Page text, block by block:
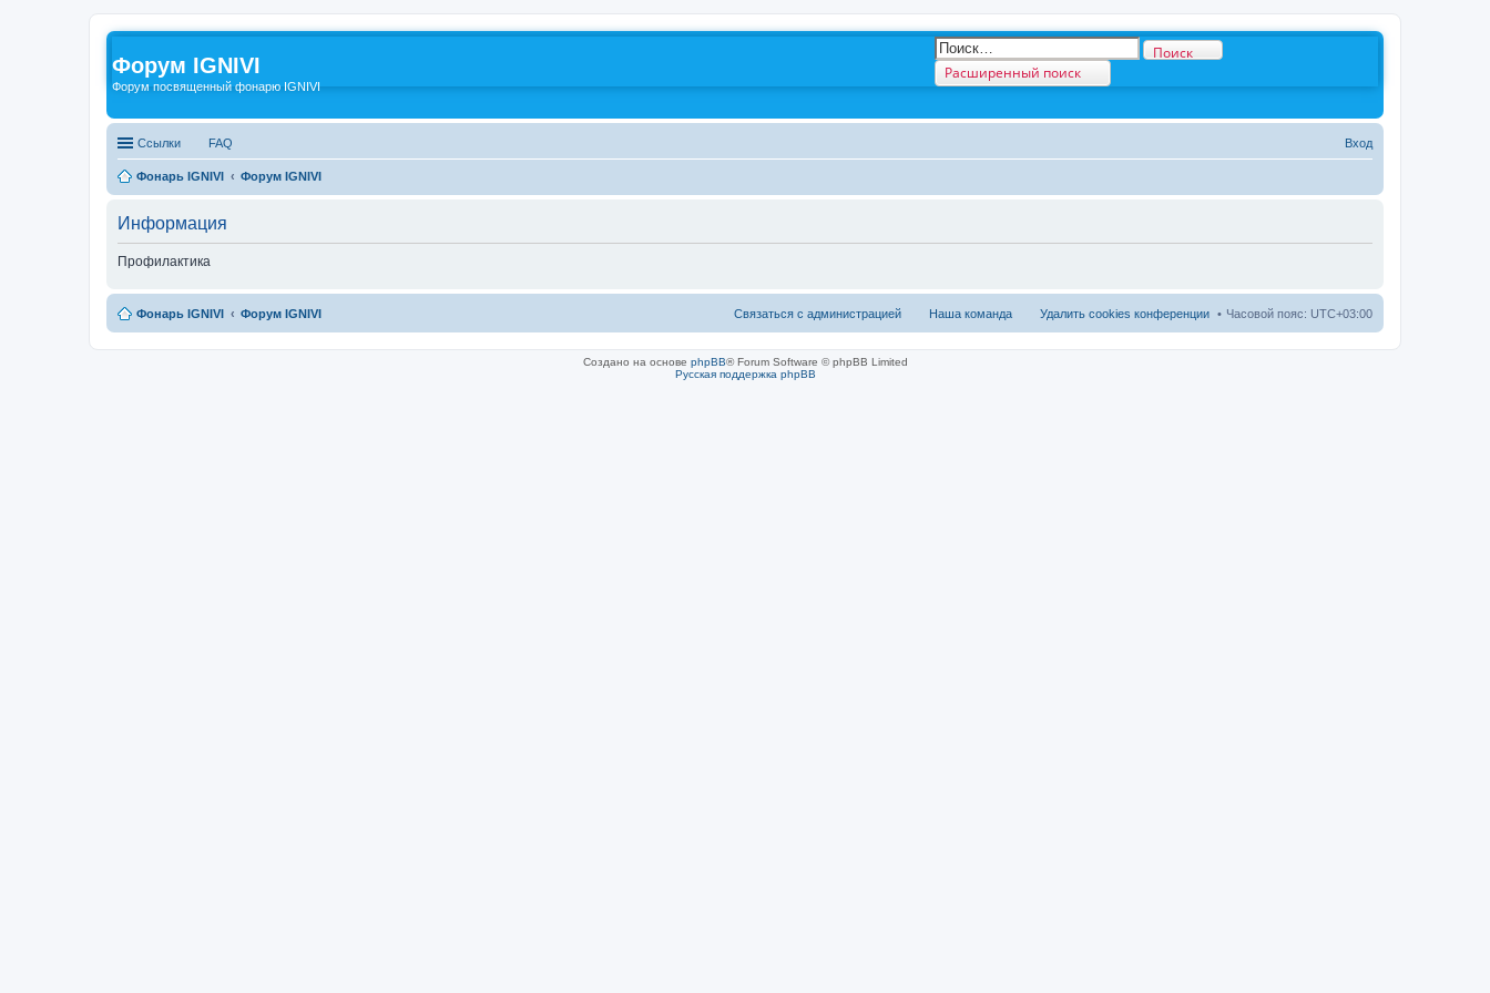
Форум IGNIVI
Форум посвященный фонарю IGNIVI
Поиск
Расширенный поиск
Ссылки FAQ Вход
Фонарь IGNIVI Форум IGNIVI
Информация
Профилактика
Фонарь IGNIVI Форум IGNIVI Часовой пояс: UTC+03:00
Удалить cookies конференции
Наша команда
Связаться с администрацией
Создано на основе phpBB® Forum Software © phpBB Limited
Русская поддержка phpBB